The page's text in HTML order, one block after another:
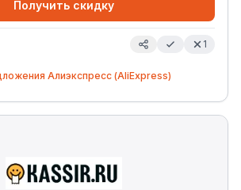
Получить скидку
1
Алиэкспресс (AliExpress)